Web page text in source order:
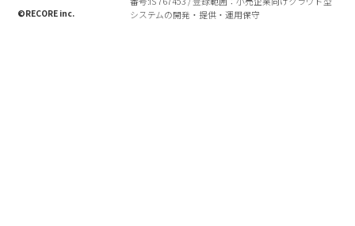
システムの開発・提供・運用保守
©RECORE inc.